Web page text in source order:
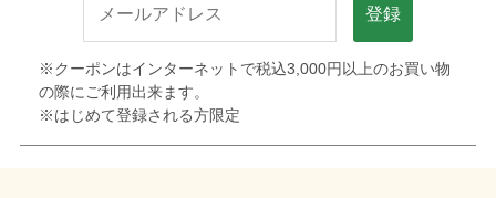
登録
※クーポンはインターネットで税込3,000円以上のお買い物
の際にご利用出来ます。
※はじめて登録される方限定